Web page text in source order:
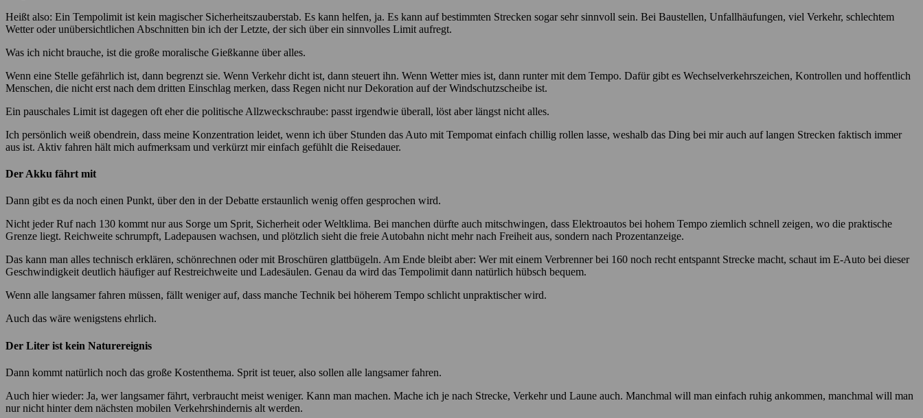
Heißt also: Ein Tempolimit ist kein magischer Sicherheitszauberstab. Es kann helfen, ja. Es kann auf bestimmten Strecken sogar sehr sinnvoll sein. Bei Baustellen, Unfallhäufungen, viel Verkehr, schlechtem
Wetter oder unübersichtlichen Abschnitten bin ich der Letzte, der sich über ein sinnvolles Limit aufregt.
Was ich nicht brauche, ist die große moralische Gießkanne über alles.
Wenn eine Stelle gefährlich ist, dann begrenzt sie. Wenn Verkehr dicht ist, dann steuert ihn. Wenn Wetter mies ist, dann runter mit dem Tempo. Dafür gibt es Wechselverkehrszeichen, Kontrollen und hoffentlich
Menschen, die nicht erst nach dem dritten Einschlag merken, dass Regen nicht nur Dekoration auf der Windschutzscheibe ist.
Ein pauschales Limit ist dagegen oft eher die politische Allzweckschraube: passt irgendwie überall, löst aber längst nicht alles.
Ich persönlich weiß obendrein, dass meine Konzentration leidet, wenn ich über Stunden das Auto mit Tempomat einfach chillig rollen lasse, weshalb das Ding bei mir auch auf langen Strecken faktisch immer
aus ist. Aktiv fahren hält mich aufmerksam und verkürzt mir einfach gefühlt die Reisedauer.
Der Akku fährt mit
Dann gibt es da noch einen Punkt, über den in der Debatte erstaunlich wenig offen gesprochen wird.
Nicht jeder Ruf nach 130 kommt nur aus Sorge um Sprit, Sicherheit oder Weltklima. Bei manchen dürfte auch mitschwingen, dass Elektroautos bei hohem Tempo ziemlich schnell zeigen, wo die praktische
Grenze liegt. Reichweite schrumpft, Ladepausen wachsen, und plötzlich sieht die freie Autobahn nicht mehr nach Freiheit aus, sondern nach Prozentanzeige.
Das kann man alles technisch erklären, schönrechnen oder mit Broschüren glattbügeln. Am Ende bleibt aber: Wer mit einem Verbrenner bei 160 noch recht entspannt Strecke macht, schaut im E-Auto bei dieser
Geschwindigkeit deutlich häufiger auf Restreichweite und Ladesäulen. Genau da wird das Tempolimit dann natürlich hübsch bequem.
Wenn alle langsamer fahren müssen, fällt weniger auf, dass manche Technik bei höherem Tempo schlicht unpraktischer wird.
Auch das wäre wenigstens ehrlich.
Der Liter ist kein Naturereignis
Dann kommt natürlich noch das große Kostenthema. Sprit ist teuer, also sollen alle langsamer fahren.
Auch hier wieder: Ja, wer langsamer fährt, verbraucht meist weniger. Kann man machen. Mache ich je nach Strecke, Verkehr und Laune auch. Manchmal will man einfach ruhig ankommen, manchmal will man
nur nicht hinter dem nächsten mobilen Verkehrshindernis alt werden.